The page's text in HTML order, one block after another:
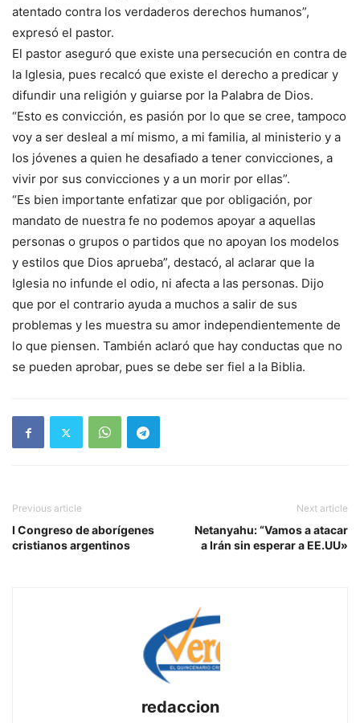
atentado contra los verdaderos derechos humanos”,
expresó el pastor.
El pastor aseguró que existe una persecución en contra de
la Iglesia, pues recalcó que existe el derecho a predicar y
difundir una religión y guiarse por la Palabra de Dios.
“Esto es convicción, es pasión por lo que se cree, tampoco
voy a ser desleal a mí mismo, a mi familia, al ministerio y a
los jóvenes a quien he desafiado a tener convicciones, a
vivir por sus convicciones y a un morir por ellas”.
“Es bien importante enfatizar que por obligación, por
mandato de nuestra fe no podemos apoyar a aquellas
personas o grupos o partidos que no apoyan los modelos
y estilos que Dios aprueba”, destacó, al aclarar que la
Iglesia no infunde el odio, ni afecta a las personas. Dijo
que por el contrario ayuda a muchos a salir de sus
problemas y les muestra su amor independientemente de
lo que piensen. También aclaró que hay conductas que no
se pueden aprobar, pues se debe ser fiel a la Biblia.
Previous article
I Congreso de aborígenes
cristianos argentinos
Next article
Netanyahu: “Vamos a atacar
a Irán sin esperar a EE.UU»
redaccion